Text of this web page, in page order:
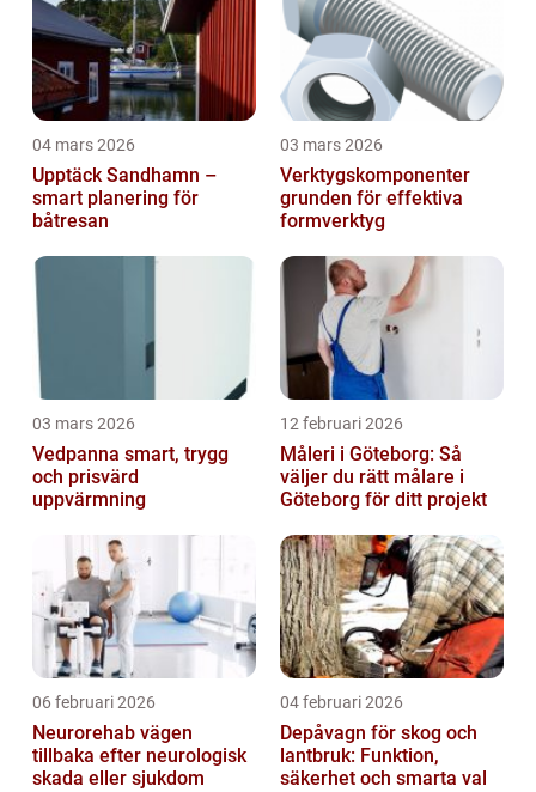
04 mars 2026
Upptäck Sandhamn –
smart planering för
båtresan
03 mars 2026
Verktygskomponenter
grunden för effektiva
formverktyg
03 mars 2026
Vedpanna smart, trygg
och prisvärd
uppvärmning
12 februari 2026
Måleri i Göteborg: Så
väljer du rätt målare i
Göteborg för ditt projekt
06 februari 2026
Neurorehab vägen
tillbaka efter neurologisk
skada eller sjukdom
04 februari 2026
Depåvagn för skog och
lantbruk: Funktion,
säkerhet och smarta val